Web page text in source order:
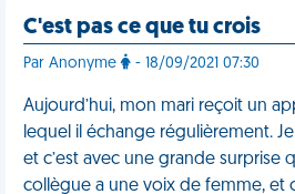
C'est pas ce que tu crois
Par Anonyme - 18/09/2021 07:30
Aujourd’hui, mon mari reçoit un
lequel il échange régulièrement.
et c’est avec une grande surprise
collègue a une voix de femme, et